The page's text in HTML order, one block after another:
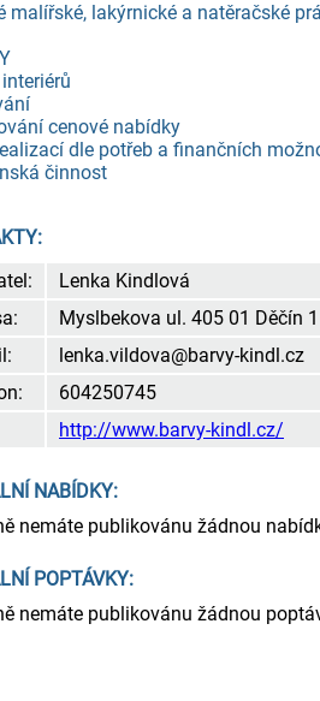
malířské, lakýrnické a natěračské
cenové nabídky
dle potřeb a finančních
činnost
Lenka Kindlová
Myslbekova ul. 405 01 Děčín 1
lenka.vildova@barvy-kindl.cz
604250745
http://www.barvy-kindl.cz/
NABÍDKY:
nemáte publikovánu žádnou
POPTÁVKY:
nemáte publikovánu žádnou